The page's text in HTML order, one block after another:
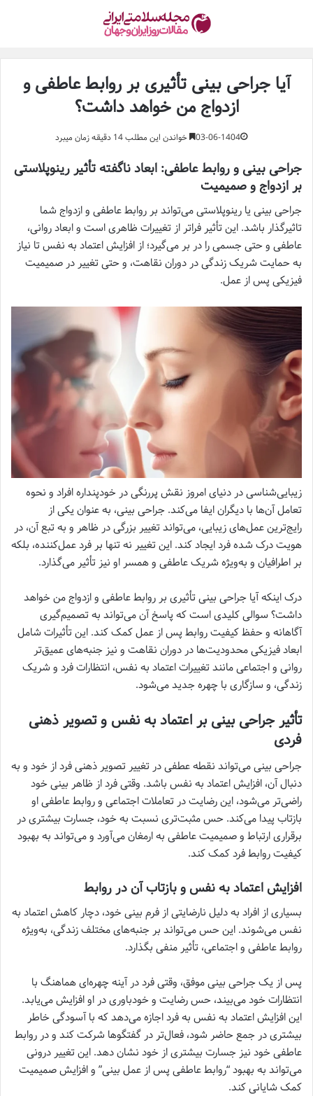
آیا جراحی بینی تأثیری بر روابط عاطفی و
ازدواج من خواهد داشت؟
03-06-1404 خواندن این مطلب 14 دقیقه زمان میبرد
جراحی بینی و روابط عاطفی: ابعاد ناگفته تأثیر رینوپلاستی
بر ازدواج و صمیمیت
جراحی بینی یا رینوپلاستی می‌تواند بر روابط عاطفی و ازدواج شما
تاثیرگذار باشد. این تأثیر فراتر از تغییرات ظاهری است و ابعاد روانی،
عاطفی و حتی جسمی را در بر می‌گیرد؛ از افزایش اعتماد به نفس تا نیاز
به حمایت شریک زندگی در دوران نقاهت، و حتی تغییر در صمیمیت
فیزیکی پس از عمل.
زیبایی‌شناسی در دنیای امروز نقش پررنگی در خودپنداره افراد و نحوه
تعامل آن‌ها با دیگران ایفا می‌کند. جراحی بینی، به عنوان یکی از
رایج‌ترین عمل‌های زیبایی، می‌تواند تغییر بزرگی در ظاهر و به تبع آن، در
هویت درک شده فرد ایجاد کند. این تغییر نه تنها بر فرد عمل‌کننده، بلکه
بر اطرافیان و به‌ویژه شریک عاطفی و همسر او نیز تأثیر می‌گذارد.
درک اینکه آیا جراحی بینی تأثیری بر روابط عاطفی و ازدواج من خواهد
داشت؟ سوالی کلیدی است که پاسخ آن می‌تواند به تصمیم‌گیری
آگاهانه و حفظ کیفیت روابط پس از عمل کمک کند. این تأثیرات شامل
ابعاد فیزیکی محدودیت‌ها در دوران نقاهت و نیز جنبه‌های عمیق‌تر
روانی و اجتماعی مانند تغییرات اعتماد به نفس، انتظارات فرد و شریک
زندگی، و سازگاری با چهره جدید می‌شود.
تأثیر جراحی بینی بر اعتماد به نفس و تصویر ذهنی
فردی
جراحی بینی می‌تواند نقطه عطفی در تغییر تصویر ذهنی فرد از خود و به
دنبال آن، افزایش اعتماد به نفس باشد. وقتی فرد از ظاهر بینی خود
راضی‌تر می‌شود، این رضایت در تعاملات اجتماعی و روابط عاطفی او
بازتاب پیدا می‌کند. حس مثبت‌تری نسبت به خود، جسارت بیشتری در
برقراری ارتباط و صمیمیت عاطفی به ارمغان می‌آورد و می‌تواند به بهبود
کیفیت روابط فرد کمک کند.
افزایش اعتماد به نفس و بازتاب آن در روابط
بسیاری از افراد به دلیل نارضایتی از فرم بینی خود، دچار کاهش اعتماد به
نفس می‌شوند. این حس می‌تواند بر جنبه‌های مختلف زندگی، به‌ویژه
روابط عاطفی و اجتماعی، تأثیر منفی بگذارد.
پس از یک جراحی بینی موفق، وقتی فرد در آینه چهره‌ای هماهنگ با
انتظارات خود می‌بیند، حس رضایت و خودباوری در او افزایش می‌یابد.
این افزایش اعتماد به نفس به فرد اجازه می‌دهد که با آسودگی خاطر
بیشتری در جمع حاضر شود، فعال‌تر در گفتگوها شرکت کند و در روابط
عاطفی خود نیز جسارت بیشتری از خود نشان دهد. این تغییر درونی
می‌تواند به بهبود “روابط عاطفی پس از عمل بینی” و افزایش صمیمیت
کمک شایانی کند.